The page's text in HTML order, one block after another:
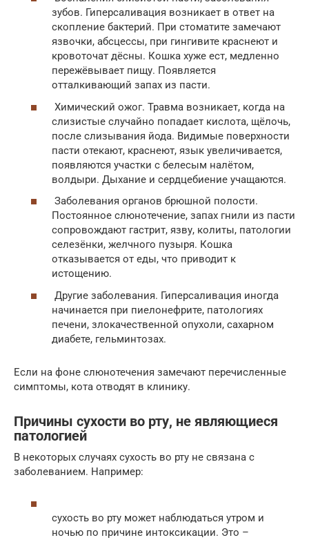
зубов. Гиперсаливация возникает в ответ на
скопление бактерий. При стоматите замечают
язвочки, абсцессы, при гингивите краснеют и
кровоточат дёсны. Кошка хуже ест, медленно
пережёвывает пищу. Появляется
отталкивающий запах из пасти.
Химический ожог. Травма возникает, когда на
слизистые случайно попадает кислота, щёлочь,
после слизывания йода. Видимые поверхности
пасти отекают, краснеют, язык увеличивается,
появляются участки с белесым налётом,
волдыри. Дыхание и сердцебиение учащаются.
Заболевания органов брюшной полости.
Постоянное слюнотечение, запах гнили из пасти
сопровождают гастрит, язву, колиты, патологии
селезёнки, желчного пузыря. Кошка
отказывается от еды, что приводит к
истощению.
Другие заболевания. Гиперсаливация иногда
начинается при пиелонефрите, патологиях
печени, злокачественной опухоли, сахарном
диабете, гельминтозах.
Если на фоне слюнотечения замечают перечисленные
симптомы, кота отводят в клинику.
Причины сухости во рту, не являющиеся
патологией
В некоторых случаях сухость во рту не связана с
заболеванием. Например:
сухость во рту может наблюдаться утром и
ночью по причине интоксикации. Это –